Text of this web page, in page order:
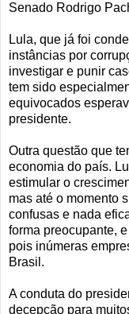
Senado Rodrigo
Lula, que já foi
instâncias por
investigar e punir
tem sido
equivocados
presidente.
Outra questão que
economia do país.
estimular o
mas até o momento
confusas e nada
forma preocupante,
pois inúmeras
Brasil.
A conduta do
decepção para